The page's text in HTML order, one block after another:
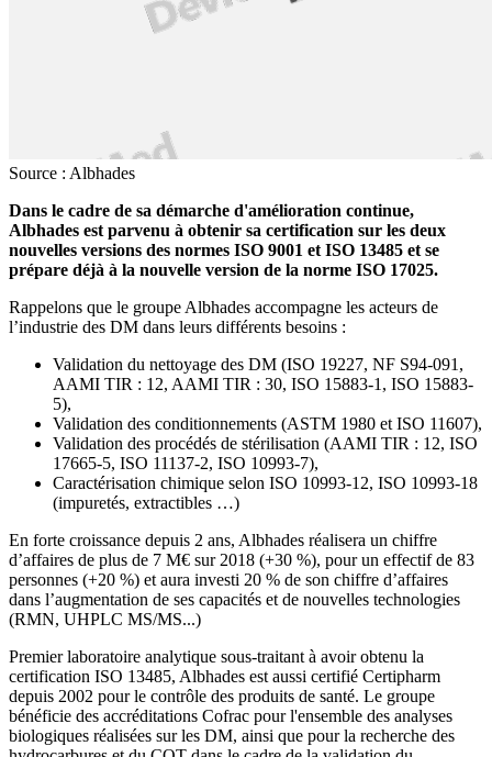
Source : Albhades
Dans le cadre de sa démarche d'amélioration continue,
Albhades est parvenu à obtenir sa certification sur les deux
nouvelles versions des normes ISO 9001 et ISO 13485 et se
prépare déjà à la nouvelle version de la norme ISO 17025.
Rappelons que le groupe Albhades accompagne les acteurs de
l’industrie des DM dans leurs différents besoins :
Validation du nettoyage des DM (ISO 19227, NF S94-091,
AAMI TIR : 12, AAMI TIR : 30, ISO 15883-1, ISO 15883-
5),
Validation des conditionnements (ASTM 1980 et ISO 11607),
Validation des procédés de stérilisation (AAMI TIR : 12, ISO
17665-5, ISO 11137-2, ISO 10993-7),
Caractérisation chimique selon ISO 10993-12, ISO 10993-18
(impuretés, extractibles …)
En forte croissance depuis 2 ans, Albhades réalisera un chiffre
d’affaires de plus de 7 M€ sur 2018 (+30 %), pour un effectif de 83
personnes (+20 %) et aura investi 20 % de son chiffre d’affaires
dans l’augmentation de ses capacités et de nouvelles technologies
(RMN, UHPLC MS/MS...)
Premier laboratoire analytique sous-traitant à avoir obtenu la
certification ISO 13485, Albhades est aussi certifié Certipharm
depuis 2002 pour le contrôle des produits de santé. Le groupe
bénéficie des accréditations Cofrac pour l'ensemble des analyses
biologiques réalisées sur les DM, ainsi que pour la recherche des